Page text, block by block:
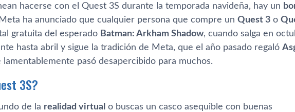
hacerse con el Quest 3S durante la temporada navideña, hay un
ha anunciado que cualquier persona que compre un Quest 3 o
gratuita del esperado Batman: Arkham Shadow, cuando salga en
hasta abril y sigue la tradición de Meta, que el año pasado regaló
lamentablemente pasó desapercibido para muchos.
3S?
de la realidad virtual o buscas un casco asequible con buenas